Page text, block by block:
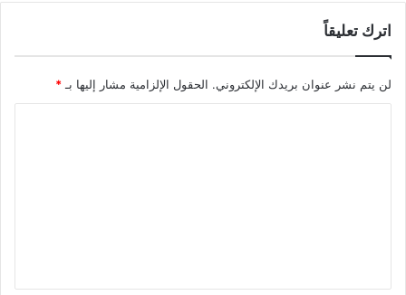
اترك تعليقاً
لن يتم نشر عنوان بريدك الإلكتروني. الحقول الإلزامية مشار إليها بـ*